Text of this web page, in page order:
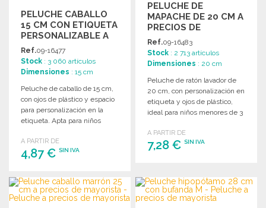
PELUCHE CABALLO
15 CM CON ETIQUETA
PERSONALIZABLE A
PRECIOS DE
MAYORISTA
Ref.09-16477
Stock : 3 060 artículos
Dimensiones : 15 cm
Peluche de caballo de 15 cm,
con ojos de plástico y espacio
para personalización en la
etiqueta. Apta para niños
A PARTIR DE
4,87 € SIN IVA
PEDIR
Solicitar un presupuesto
PELUCHE DE
MAPACHE DE 20 CM A
PRECIOS DE
MAYORISTA
Ref.09-16483
Stock : 2 713 artículos
Dimensiones : 20 cm
Peluche de ratón lavador de
20 cm, con personalización en
etiqueta y ojos de plástico,
ideal para niños menores de 3
A PARTIR DE
7,28 €SIN IVA
Solicitar un presupuesto